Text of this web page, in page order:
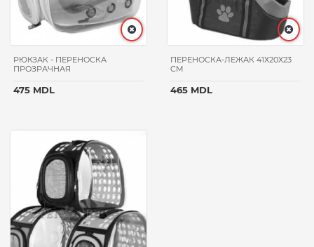
РЮКЗАК - ПЕРЕНОСКА
ПРОЗРАЧНАЯ
475 MDL
ПЕРЕНОСКА-ЛЕЖАК 41Х20Х23
CM
465 MDL